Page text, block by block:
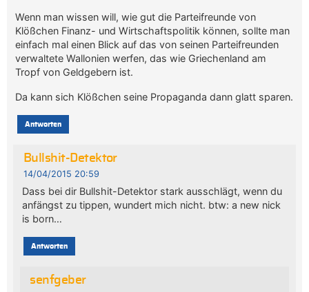
Wenn man wissen will, wie gut die Parteifreunde von
Klößchen Finanz- und Wirtschaftspolitik können, sollte man
einfach mal einen Blick auf das von seinen Parteifreunden
verwaltete Wallonien werfen, das wie Griechenland am
Tropf von Geldgebern ist.
Da kann sich Klößchen seine Propaganda dann glatt sparen.
Antworten
Bullshit-Detektor
14/04/2015 20:59
Dass bei dir Bullshit-Detektor stark ausschlägt, wenn du
anfängst zu tippen, wundert mich nicht. btw: a new nick
is born…
Antworten
senfgeber